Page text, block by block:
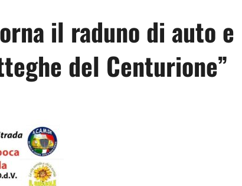
il raduno di auto e
del Centurione”